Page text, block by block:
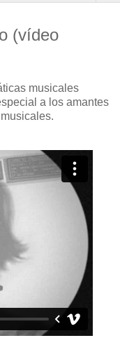
(vídeo
musicales
a los amantes